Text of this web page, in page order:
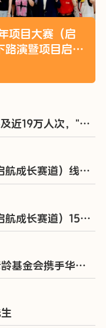
项目大赛（启
路演暨项目启动
张掖助餐 | 圆满结项！17个月惠及近19万人次，"送餐+陪伴"温暖乡村老人
暖夕伙伴 | 2026年项目大赛（启航成长赛道）线下路演暨项目启动会在深圳举行
暖夕伙伴 | 2026年项目大赛（启航成长赛道）15强出炉啦~
百万物资惠及多地长者！深圳老龄基金会携手华润三九开展“企爱暖夕阳”健康行动